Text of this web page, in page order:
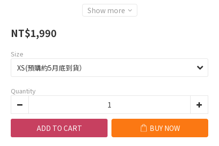
Show more
NT$1,990
Size
Quantity
ADD TO CART BUY NOW